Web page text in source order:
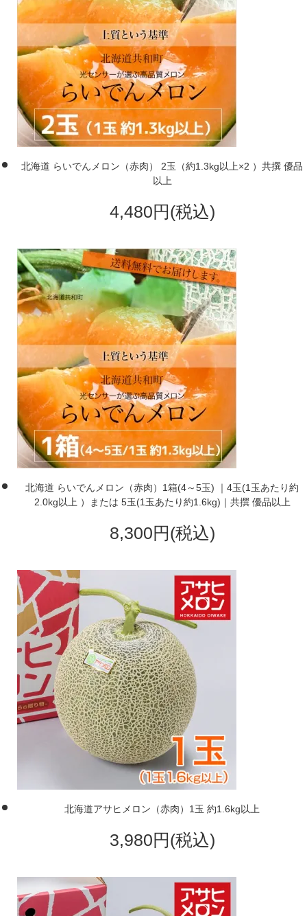
北海道 らいでんメロン（赤肉） 2玉（約1.3kg以上×2 ）共撰 優品
以上
4,480円(税込)
北海道 らいでんメロン（赤肉）1箱(4～5玉) ｜4玉(1玉あたり約
2.0kg以上 ）または 5玉(1玉あたり約1.6kg)｜共撰 優品以上
8,300円(税込)
北海道アサヒメロン（赤肉）1玉 約1.6kg以上
3,980円(税込)